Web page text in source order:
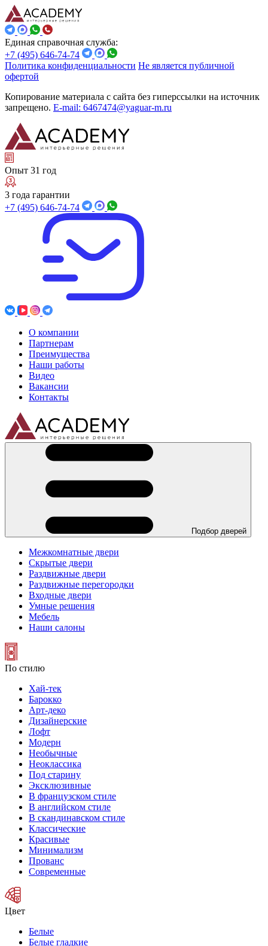
Единая справочная служба:
+7 (495) 646-74-74
Политика конфиденциальности Не является публичной
офертой
Копирование материала с сайта без гиперссылки на источник
запрещено. E-mail: 6467474@yaguar-m.ru
Опыт 31 год
3 года гарантии
+7 (495) 646-74-74
О компании
Партнерам
Преимущества
Наши работы
Видео
Вакансии
Контакты
Подбор дверей
Межкомнатные двери
Скрытые двери
Раздвижные двери
Раздвижные перегородки
Входные двери
Умные решения
Мебель
Наши салоны
По стилю
Хай-тек
Барокко
Арт-деко
Дизайнерские
Лофт
Модерн
Необычные
Неоклассика
Под старину
Эксклюзивные
В французском стиле
В английском стиле
В скандинавском стиле
Классические
Красивые
Минимализм
Прованс
Современные
Цвет
Белые
Белые гладкие